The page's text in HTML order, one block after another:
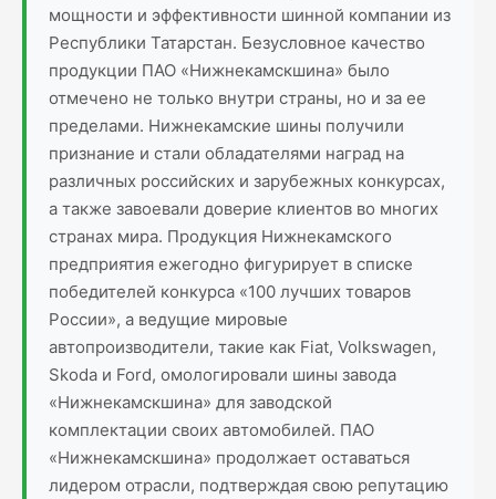
мощности и эффективности шинной компании из
Республики Татарстан. Безусловное качество
продукции ПAO «Нижнекамскшина» было
отмечено не только внутри страны, но и за ее
пределами. Нижнекамские шины получили
признание и стали обладателями наград на
различных российских и зарубежных конкурсах,
а также завоевали доверие клиентов во многих
странах мира. Продукция Нижнекамского
предприятия ежегодно фигурирует в списке
победителей конкурса «100 лучших товаров
России», а ведущие мировые
автопроизводители, такие как Fiat, Volkswagen,
Skoda и Ford, омологировали шины завода
«Нижнекамскшина» для заводской
комплектации своих автомобилей. ПАО
«Нижнекамскшина» продолжает оставаться
лидером отрасли, подтверждая свою репутацию